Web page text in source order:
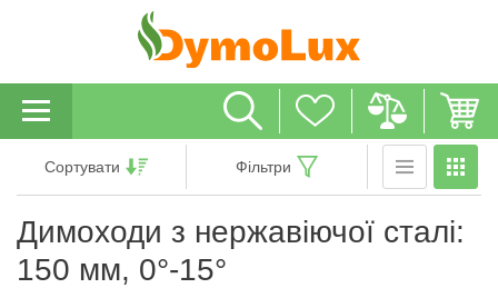
Димоходи з нержавіючої сталі:
150 мм, 0°-15°
Сортувати Фільтри